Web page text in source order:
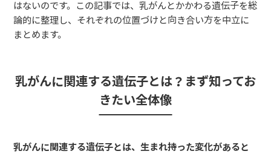
はないのです。この記事では、乳がんとかかわる遺伝子を総
論的に整理し、それぞれの位置づけと向き合い方を中立に
まとめます。
乳がんに関連する遺伝子とは？まず知ってお
きたい全体像
乳がんに関連する遺伝子とは、生まれ持った変化があると